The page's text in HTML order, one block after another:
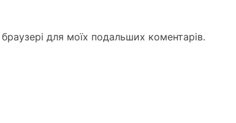
для моїх подальших коментарів.